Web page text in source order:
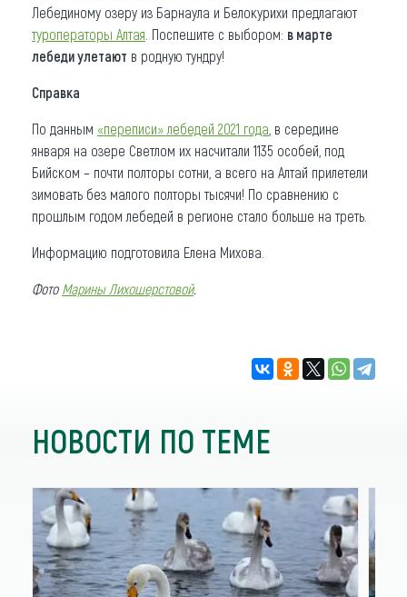
Лебединому озеру из Барнаула и Белокурихи предлагают
туроператоры Алтая . Поспешите с выбором: в марте
лебеди улетают в родную тундру!
Справка
По данным «переписи» лебедей 2021 года , в середине
января на озере Светлом их насчитали 1135 особей, под
Бийском – почти полторы сотни, а всего на Алтай прилетели
зимовать без малого полторы тысячи! По сравнению с
прошлым годом лебедей в регионе стало больше на треть.
Информацию подготовила Елена Михова.
Фото Марины Лихошерстовой.
НОВОСТИ ПО ТЕМЕ